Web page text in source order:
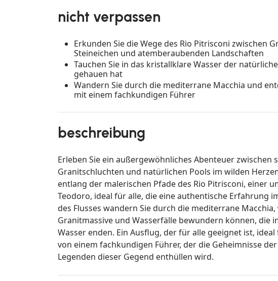
nicht verpassen
Erkunden Sie die Wege des Rio Pitrisconi zwischen
Steineichen und atemberaubenden Landschaften
Tauchen Sie in das kristallklare Wasser der
gehauen hat
Wandern Sie durch die mediterrane Macchia und
mit einem fachkundigen Führer
beschreibung
Erleben Sie ein außergewöhnliches Abenteuer zwischen
Granitschluchten und natürlichen Pools im wilden
entlang der malerischen Pfade des Rio Pitrisconi, einer
Teodoro, ideal für alle, die eine authentische Erfahrung
des Flusses wandern Sie durch die mediterrane
Granitmassive und Wasserfälle bewundern können, die
Wasser enden. Ein Ausflug, der für alle geeignet ist,
von einem fachkundigen Führer, der die Geheimnisse
Legenden dieser Gegend enthüllen wird.